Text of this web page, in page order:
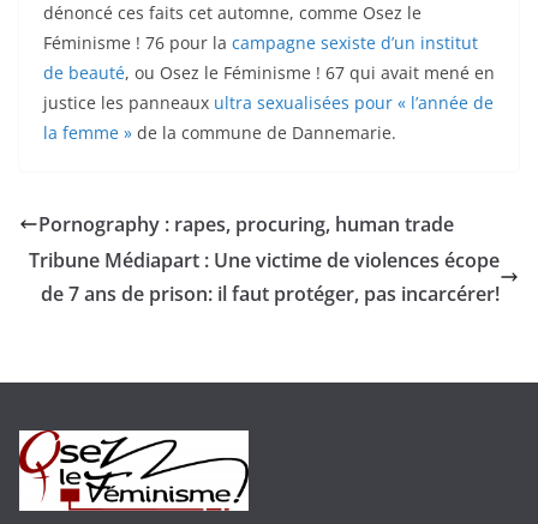
dénoncé ces faits cet automne, comme Osez le
Féminisme ! 76 pour la campagne sexiste d’un institut
de beauté, ou Osez le Féminisme ! 67 qui avait mené en
justice les panneaux ultra sexualisées pour « l’année de
la femme » de la commune de Dannemarie.
Pornography : rapes, procuring, human trade
Tribune Médiapart : Une victime de violences écope
de 7 ans de prison: il faut protéger, pas incarcérer!